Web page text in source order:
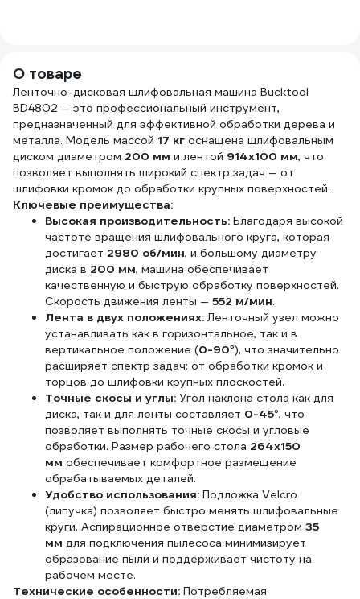
О товаре
Ленточно-дисковая шлифовальная машина Bucktool
BD4802 — это профессиональный инструмент,
предназначенный для эффективной обработки дерева и
металла. Модель массой 17 кг оснащена шлифовальным
диском диаметром 200 мм и лентой 914x100 мм, что
позволяет выполнять широкий спектр задач — от
шлифовки кромок до обработки крупных поверхностей.
Ключевые преимущества:
Высокая производительность: Благодаря высокой
частоте вращения шлифовального круга, которая
достигает 2980 об/мин, и большому диаметру
диска в 200 мм, машина обеспечивает
качественную и быструю обработку поверхностей.
Скорость движения ленты — 552 м/мин.
Лента в двух положениях:Ленточный узел можно
устанавливать как в горизонтальное, так и в
вертикальное положение (0-90°), что значительно
расширяет спектр задач: от обработки кромок и
торцов до шлифовки крупных плоскостей.
Точные скосы и углы: Угол наклона стола как для
диска, так и для ленты составляет 0-45°, что
позволяет выполнять точные скосы и угловые
обработки. Размер рабочего стола 264x150
мм обеспечивает комфортное размещение
обрабатываемых деталей.
Удобство использования: Подложка Velcro
(липучка) позволяет быстро менять шлифовальные
круги. Аспирационное отверстие диаметром 35
мм для подключения пылесоса минимизирует
образование пыли и поддерживает чистоту на
рабочем месте.
Технические особенности: Потребляемая